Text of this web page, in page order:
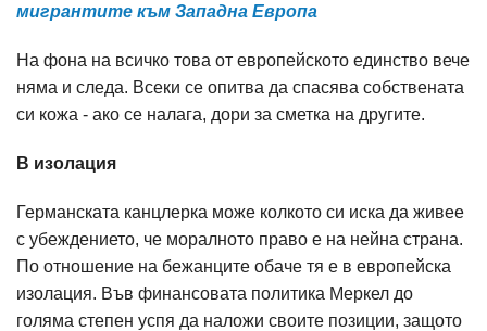
мигрантите към Западна Европа
На фона на всичко това от европейското единство вече
няма и следа. Всеки се опитва да спасява собствената
си кожа - ако се налага, дори за сметка на другите.
В изолация
Германската канцлерка може колкото си иска да живее
с убеждението, че моралното право е на нейна страна.
По отношение на бежанците обаче тя е в европейска
изолация. Във финансовата политика Меркел до
голяма степен успя да наложи своите позиции, защото